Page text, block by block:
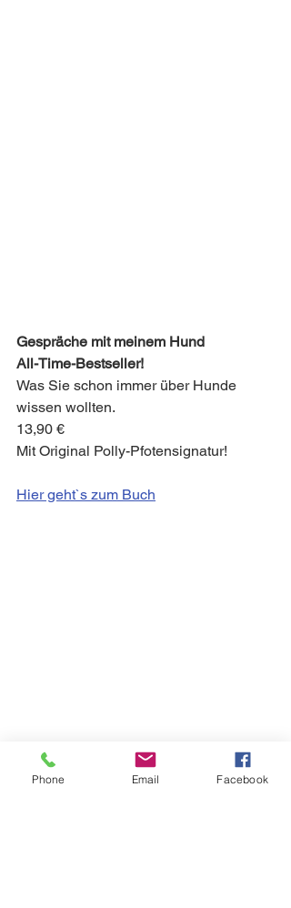
Gespräche mit meinem Hund
All-Time-Bestseller!
Was Sie schon immer über Hunde
wissen wollten.
13,90 €
Mit Original Polly-Pfotensignatur!
Hier geht`s zum Buch
Phone Email Facebook